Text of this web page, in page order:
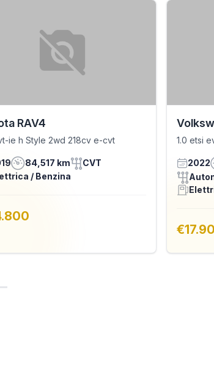
RAV4
ie h Style 2wd 218cv e-cvt
84,517 km
CVT
/ Benzina
1.0 etsi
2022